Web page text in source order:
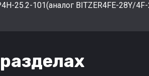
25.2-101(аналог BITZER4FE-28Y/4F-